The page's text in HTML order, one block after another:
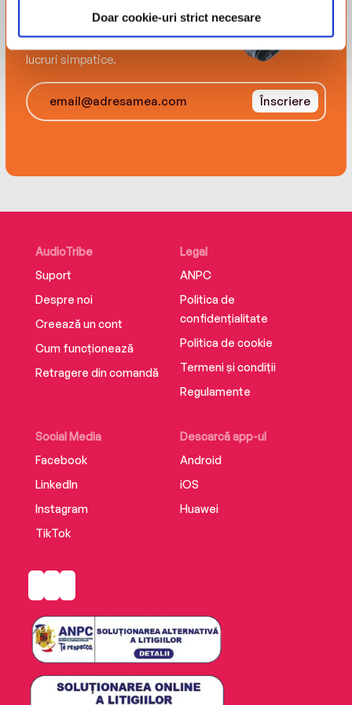
Doar cookie-uri strict necesare
lucruri simpatice.
Înscriere
AudioTribe
Suport
Despre noi
Creează un cont
Cum funcționează
Retragere din comandă
Social Media
Facebook
LinkedIn
Instagram
TikTok
Descarcă app-ul
Android
iOS
Huawei
Legal
ANPC
Politica de
confidențialitate
Politica de cookie
Termeni și condiții
Regulamente